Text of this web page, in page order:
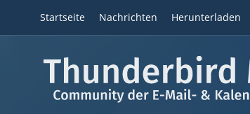
Startseite Nachrichten Herunterladen